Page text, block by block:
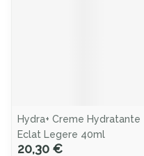
Hydra+ Creme Hydratante
Eclat Legere 40ml
20,30 €